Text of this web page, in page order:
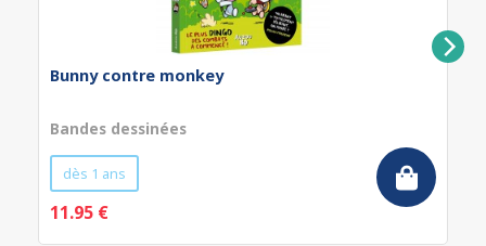
Bunny contre monkey
Bandes dessinées
dès 1 ans
11.95 €